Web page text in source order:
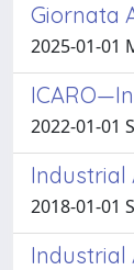
Giornata
2025-01-01
2022-01-01
Industrial
2018-01-01
Industrial